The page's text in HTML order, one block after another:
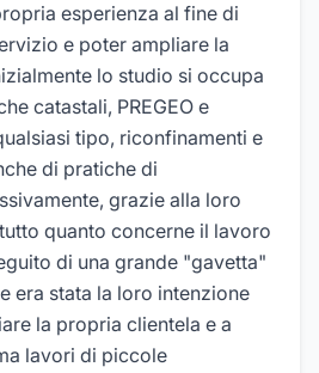
esperienza al fine di
e poter ampliare la
lo studio si occupa
catastali, PREGEO e
tipo, riconfinamenti e
di pratiche di
grazie alla loro
quanto concerne il lavoro
di una grande "gavetta"
era stata la loro intenzione
la propria clientela e a
lavori di piccole